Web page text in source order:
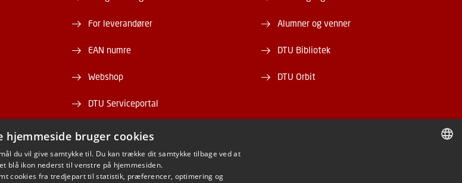
For leverandører
EAN numre
Webshop
DTU Serviceportal
Alumner og venner
DTU Bibliotek
DTU Orbit
LINKEDIN
hjemmeside bruger cookies
du vil give samtykke til. Du kan trække dit samtykke tilbage ved at
blå ikon nederst til venstre på hjemmesiden.
cookies fra tredjepart til statistik, præferencer, optimering og